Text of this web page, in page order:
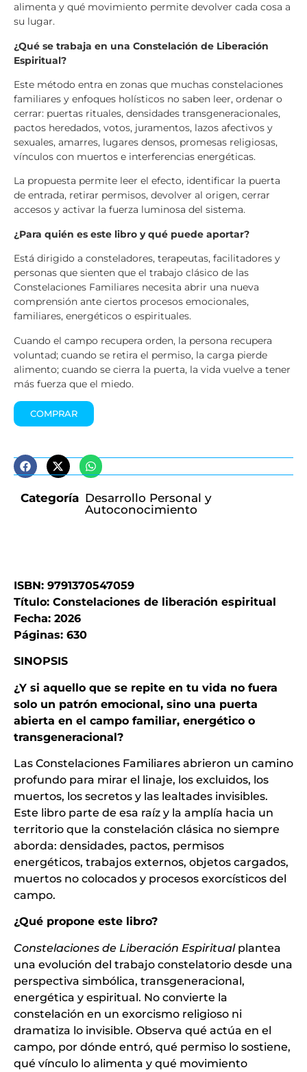
alimenta y qué movimiento permite devolver cada cosa a
su lugar.
¿Qué se trabaja en una Constelación de Liberación
Espiritual?
Este método entra en zonas que muchas constelaciones
familiares y enfoques holísticos no saben leer, ordenar o
cerrar: puertas rituales, densidades transgeneracionales,
pactos heredados, votos, juramentos, lazos afectivos y
sexuales, amarres, lugares densos, promesas religiosas,
vínculos con muertos e interferencias energéticas.
La propuesta permite leer el efecto, identificar la puerta
de entrada, retirar permisos, devolver al origen, cerrar
accesos y activar la fuerza luminosa del sistema.
¿Para quién es este libro y qué puede aportar?
Está dirigido a consteladores, terapeutas, facilitadores y
personas que sienten que el trabajo clásico de las
Constelaciones Familiares necesita abrir una nueva
comprensión ante ciertos procesos emocionales,
familiares, energéticos o espirituales.
Cuando el campo recupera orden, la persona recupera
voluntad; cuando se retira el permiso, la carga pierde
alimento; cuando se cierra la puerta, la vida vuelve a tener
más fuerza que el miedo.
COMPRAR
Categoría Desarrollo Personal y
Autoconocimiento
ISBN: 9791370547059
Título: Constelaciones de liberación espiritual
Fecha: 2026
Páginas: 630
SINOPSIS
¿Y si aquello que se repite en tu vida no fuera
solo un patrón emocional, sino una puerta
abierta en el campo familiar, energético o
transgeneracional?
Las Constelaciones Familiares abrieron un camino
profundo para mirar el linaje, los excluidos, los
muertos, los secretos y las lealtades invisibles.
Este libro parte de esa raíz y la amplía hacia un
territorio que la constelación clásica no siempre
aborda: densidades, pactos, permisos
energéticos, trabajos externos, objetos cargados,
muertos no colocados y procesos exorcísticos del
campo.
¿Qué propone este libro?
Constelaciones de Liberación Espiritualplantea
una evolución del trabajo constelatorio desde una
perspectiva simbólica, transgeneracional,
energética y espiritual. No convierte la
constelación en un exorcismo religioso ni
dramatiza lo invisible. Observa qué actúa en el
campo, por dónde entró, qué permiso lo sostiene,
qué vínculo lo alimenta y qué movimiento